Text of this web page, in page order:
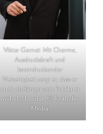
Viktor Gernot: Mit Charme,
Ausdruckskraft und
beeindruckender
Vielseitigkeit zeigt er, dass er
auch als Sänger sein Publikum
mühelos berührt. © Reithofer
Media